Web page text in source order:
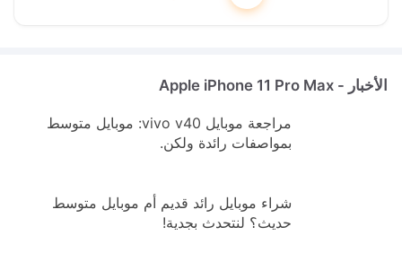
الأخبار - Apple iPhone 11 Pro Max
مراجعة موبايل vivo v40: موبايل متوسط
بمواصفات رائدة ولكن.
شراء موبايل رائد قديم أم موبايل متوسط
حديث؟ لنتحدث بجدية!